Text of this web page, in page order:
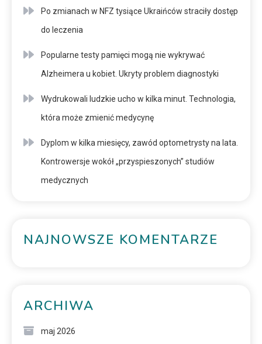
Po zmianach w NFZ tysiące Ukraińców straciły dostęp
do leczenia
Popularne testy pamięci mogą nie wykrywać
Alzheimera u kobiet. Ukryty problem diagnostyki
Wydrukowali ludzkie ucho w kilka minut. Technologia,
która może zmienić medycynę
Dyplom w kilka miesięcy, zawód optometrysty na lata.
Kontrowersje wokół „przyspieszonych” studiów
medycznych
NAJNOWSZE KOMENTARZE
ARCHIWA
maj 2026